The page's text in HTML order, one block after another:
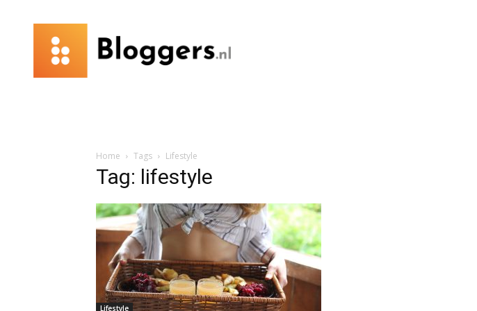
Home Tags Lifestyle
Tag: lifestyle
Lifestyle